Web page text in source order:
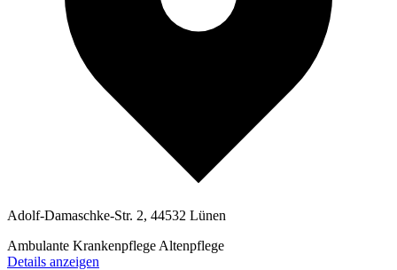
Adolf-Damaschke-Str. 2, 44532 Lünen
Ambulante Krankenpflege Altenpflege
Details anzeigen